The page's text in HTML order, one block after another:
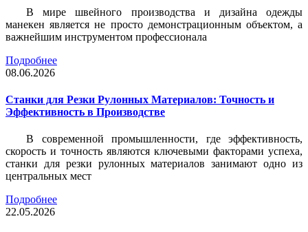
В мире швейного производства и дизайна одежды
манекен является не просто демонстрационным объектом, а
важнейшим инструментом профессионала
Подробнее
08.06.2026
Станки для Резки Рулонных Материалов: Точность и
Эффективность в Производстве
В современной промышленности, где эффективность,
скорость и точность являются ключевыми факторами успеха,
станки для резки рулонных материалов занимают одно из
центральных мест
Подробнее
22.05.2026